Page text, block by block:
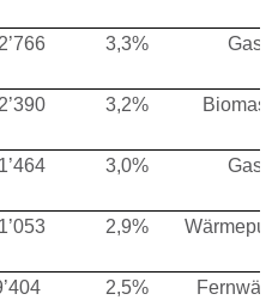
3,3% Gas
3,2%
3,0% Gas
2,9%
2,5%